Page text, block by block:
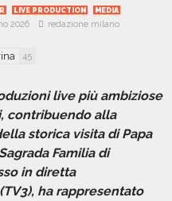
LIVE PRODUCTION
MEDIA
2026 redazione milano
45
live più ambiziose
contribuendo alla
storica visita di Papa
Familia di
in diretta
ha rappresentato